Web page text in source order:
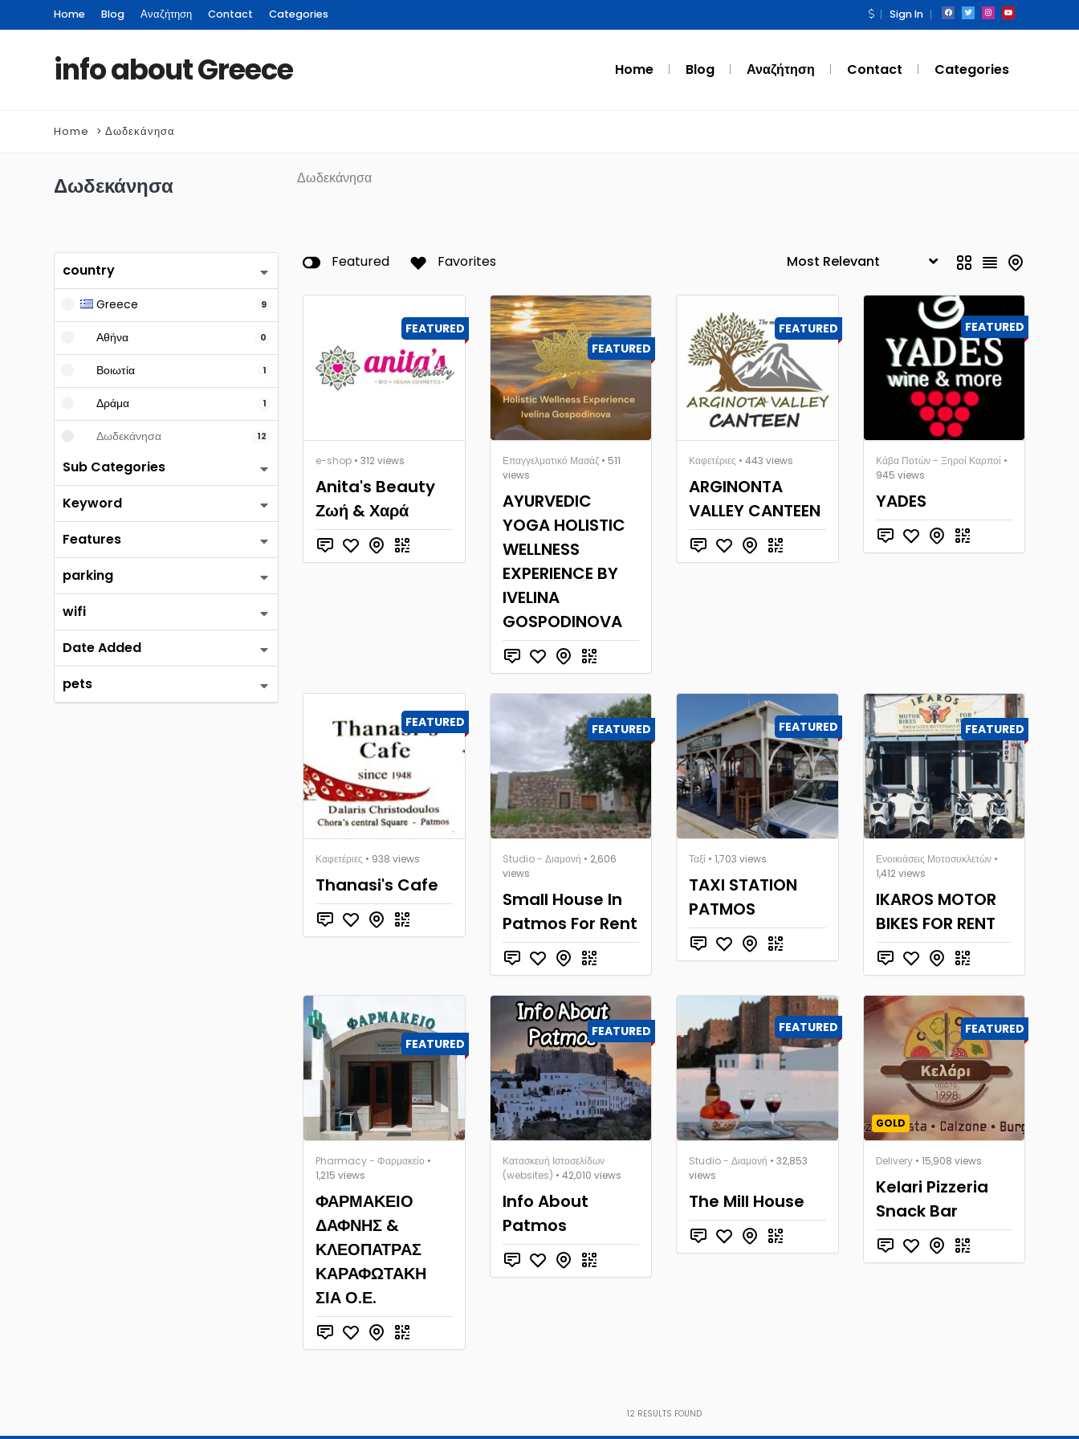
Home Blog Αναζήτηση Contact Categories Sign In
info about Greece Home Blog Αναζήτηση Contact Categories
Home Δωδεκάνησα
Δωδεκάνησα Δωδεκάνησα
country
Greece 9
Αθήνα 0
Βοιωτία 1
Δράμα 1
Δωδεκάνησα 12
Θεσσαλονίκη 2
Κρήτη 1
Μύκονος
Πάτμος
Σαντορίνη 1
Sub Categories
Keyword
Features
parking
wifi
Date Added
pets
Featured Favorites
FEATURED
e-shop • 312 views
Anita's Beauty
Ζωή & Χαρά
FEATURED
Επαγγελματικό Μασάζ• 511
views
AYURVEDIC
YOGA HOLISTIC
WELLNESS
EXPERIENCE BY
IVELINA
GOSPODINOVA
FEATURED
Καφετέριες • 443 views
ARGINONTA
VALLEY CANTEEN
FEATURED
Κάβα Ποτών - Ξηροί Καρποί•
945 views
YADES
FEATURED
Καφετέριες • 938 views
Thanasi's Cafe
FEATURED
Studio - Διαμονή • 2,606
views
Small House In
Patmos For Rent
FEATURED
Ταξί • 1,703 views
TAXI STATION
PATMOS
FEATURED
Ενοικιάσεις Μοτοσυκλετών•
1,412 views
IKAROS MOTOR
BIKES FOR RENT
FEATURED
Pharmacy - Φαρμακείο •
1,215 views
ΦΑΡΜΑΚΕΙΟ
ΔΑΦΝΗΣ &
ΚΛΕΟΠΑΤΡΑΣ
ΚΑΡΑΦΩΤΑΚΗ
ΣΙΑ Ο.Ε.
FEATURED
Κατασκευή Ιστοσελίδων
(websites) • 42,010 views
Info About
Patmos
FEATURED
Studio - Διαμονή • 32,853
views
The Mill House
FEATURED
GOLD
Delivery• 15,908 views
Kelari Pizzeria
Snack Bar
12 RESULTS FOUND